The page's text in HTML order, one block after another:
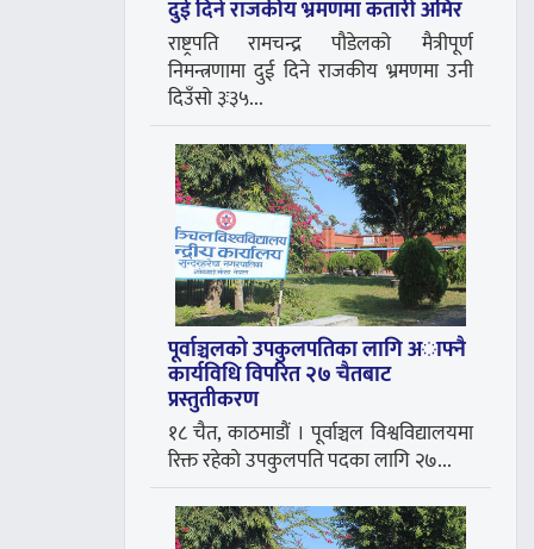
दुई दिने राजकीय भ्रमणमा कतारी अमिर
राष्ट्रपति रामचन्द्र पौडेलको मैत्रीपूर्ण
निमन्त्रणामा दुई दिने राजकीय भ्रमणमा उनी
दिउँसो ३ः३५...
पूर्वाञ्चलको उपकुलपतिका लागि अाफ्नै
कार्यविधि विपरित २७ चैतबाट
प्रस्तुतीकरण
१८ चैत, काठमाडौं । पूर्वाञ्चल विश्वविद्यालयमा
रिक्त रहेकाे उपकुलपति पदका लागि २७...